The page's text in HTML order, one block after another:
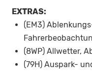
EXTRAS:
(EM3)
(8WP) Allwetter,
(79H) Auspark-